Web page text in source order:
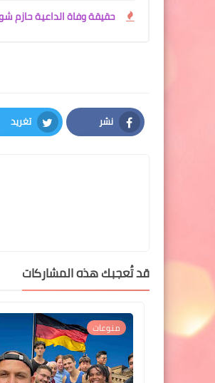
حقيقة وفاة الداعية حازم
نشر
Facebook
تغريد
Twitter
قد تُعجبك هذه المشاركات
منوعات